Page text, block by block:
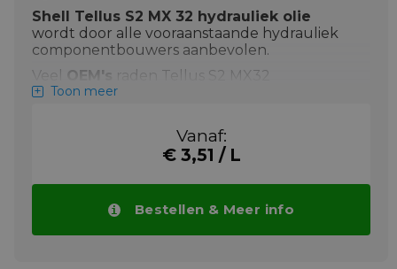
Shell Tellus S2 MX 32 hydrauliek olie
wordt door alle vooraanstaande hydrauliek
componentbouwers aanbevolen.
Veel
OEM's
raden Tellus S2 MX32
hydraulische olie aan voor hydrauliek
werkdrukken, hoge temperaturen en
wisselende belastingen intensief worden
Voorbeelden van toepassing van van de S2
Toon meer
Vanaf:
€ 3,51 / L
Bestellen & Meer info